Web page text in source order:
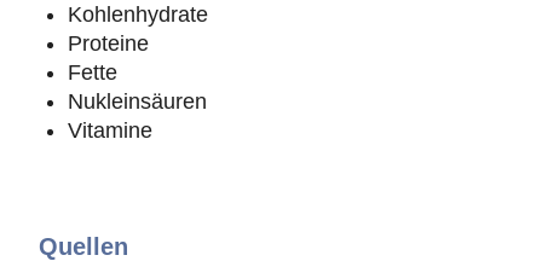
Kohlenhydrate
Proteine
Fette
Nukleinsäuren
Vitamine
Quellen